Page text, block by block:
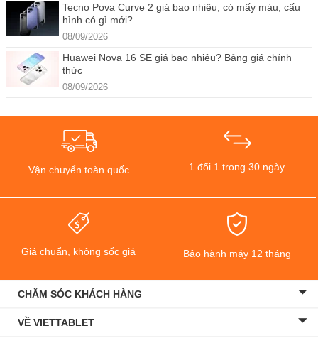
Tecno Pova Curve 2 giá bao nhiêu, có mấy màu, cấu
hình có gì mới?
08/09/2026
Huawei Nova 16 SE giá bao nhiêu? Bảng giá chính
thức
08/09/2026
Vận chuyển toàn quốc 1 đổi 1 trong 30 ngày
Giá chuẩn, không sốc giá Bảo hành máy 12 tháng
CHĂM SÓC KHÁCH HÀNG
VỀ VIETTABLET